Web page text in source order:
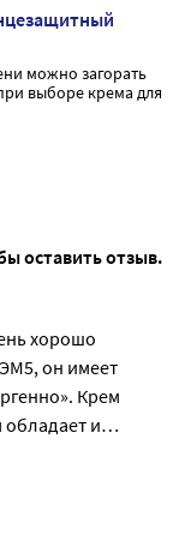
можно загорать
выборе крема для
оставить отзыв.
хорошо
он имеет
Крем
и